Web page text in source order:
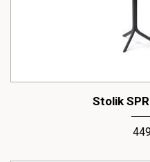
Stolik